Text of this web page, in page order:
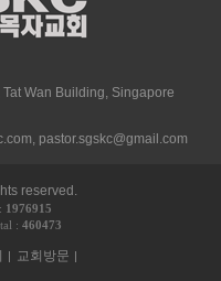
Wan Building, Singapore
pastor.sgskc@gmail.com
reserved.
1976915
: 460473
교회방문